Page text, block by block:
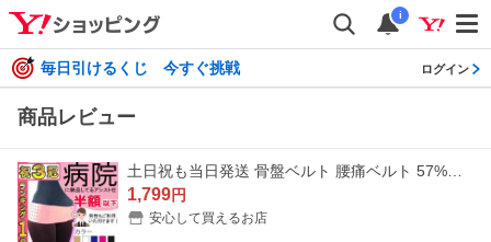
i
毎日引けるくじ 今すぐ挑戦 ログイン
商品レビュー
1,799円
安心して買えるお店